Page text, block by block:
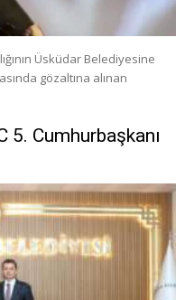
Üsküdar Belediyesine
gözaltına alınan
5. Cumhurbaşkanı